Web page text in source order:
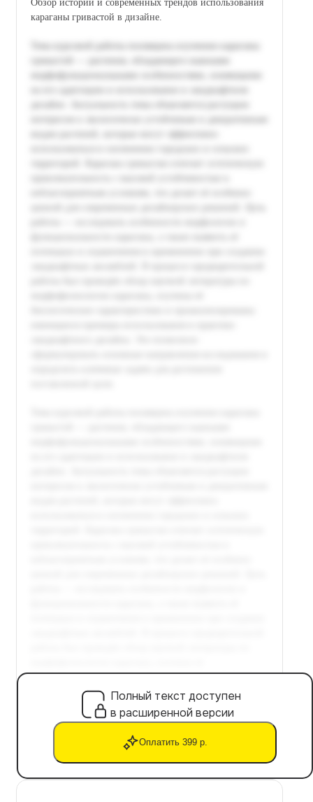
Обзор истории и современных трендов использования
караганы гривастой в дизайне.
Полный текст доступен
в расширенной версии
Оплатить 399 р.